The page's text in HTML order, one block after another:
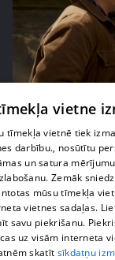
pirms 2 nedēļām, 6
Raivis Vidzis
71. epizode
vietne
tīmekļa vietnē tiek
darbību., nosūtītu
un satura
Zemāk
mūsu tīmekļa
vietnes sadaļas.
savu piekrišanu.
uz visām interneta
skatīt sīkdatņu